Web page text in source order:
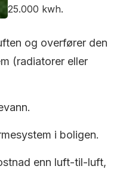
25.000 kwh.
og overfører den
(radiatorer eller
i boligen.
enn luft-til-luft,